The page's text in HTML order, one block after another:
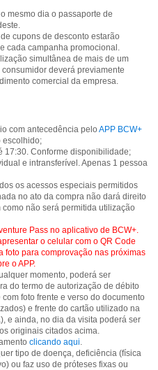
mesmo dia o passaporte de
cupons de desconto estarão
cada campanha promocional.
simultânea de mais de um
deverá previamente
comercial da empresa.
com antecedência pelo APP BCW+
escolhido;
17:30. Conforme disponibilidade;
e intransferível. Apenas 1 pessoa
os acessos especiais permitidos
no ato da compra não dará direito
não será permitida utilização
Pass no aplicativo de BCW+.
o celular com o QR Code
foto para comprovação nas próximas
o APP.
momento, poderá ser
do termo de autorização de débito
foto frente e verso do documento
e frente do cartão utilizado na
e ainda, no dia da visita poderá ser
originais citados acima.
clicando aqui.
tipo de doença, deficiência (física
ou faz uso de próteses fixas ou